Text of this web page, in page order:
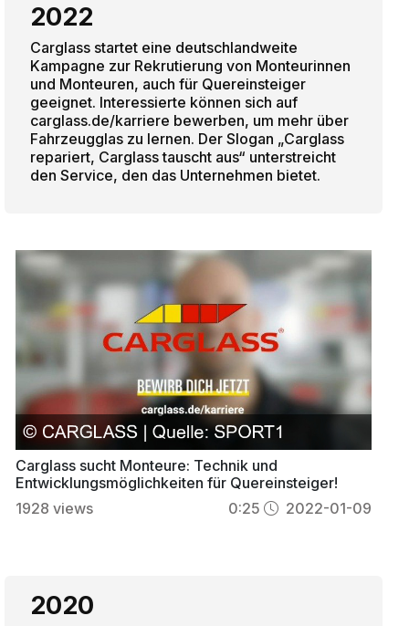
2022
Carglass startet eine deutschlandweite
Kampagne zur Rekrutierung von Monteurinnen
und Monteuren, auch für Quereinsteiger
geeignet. Interessierte können sich auf
carglass.de/karriere bewerben, um mehr über
Fahrzeugglas zu lernen. Der Slogan „Carglass
repariert, Carglass tauscht aus“ unterstreicht
den Service, den das Unternehmen bietet.
Carglass sucht Monteure: Technik und
Entwicklungsmöglichkeiten für Quereinsteiger!
1928 views 0:25 2022-01-09
2020